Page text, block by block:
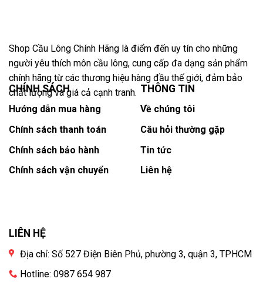
Shop Cầu Lông Chính Hãng là điểm đến uy tín cho những
người yêu thích môn cầu lông, cung cấp đa dạng sản phẩm
chính hãng từ các thương hiệu hàng đầu thế giới, đảm bảo
chất lượng và giá cả cạnh tranh.
CHÍNH SÁCH
Hướng dẫn mua hàng
Chính sách thanh toán
Chính sách bảo hành
Chính sách vận chuyển
THÔNG TIN
Về chúng tôi
Câu hỏi thường gặp
Tin tức
Liên hệ
LIÊN HỆ
Địa chỉ: Số 527 Điện Biên Phủ, phường 3, quận 3, TPHCM
Hotline: 0987 654 987